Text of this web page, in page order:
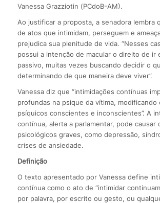
Vanessa Grazziotin (PCdoB-AM).
Ao justificar a proposta, a senadora lembra
de atos que intimidam, perseguem e
prejudica sua plenitude de vida. “Nesses
possui a intenção de macular o direito de ir
passivo, muitas vezes buscando decidir o
determinando de que maneira deve viver”.
Vanessa diz que “intimidações contínuas
profundas na psique da vítima, modificando
psíquicos conscientes e inconscientes”. A
contínua, alerta a parlamentar, pode causar
psicológicos graves, como depressão,
crises de ansiedade.
Definição
O texto apresentado por Vanessa define
contínua como o ato de “intimidar
por palavra, por escrito ou gesto, ou